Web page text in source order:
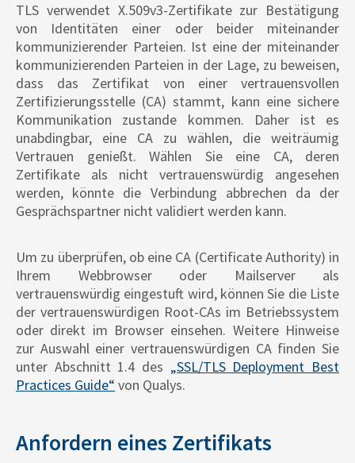
TLS verwendet X.509v3-Zertifikate zur Bestätigung
von Identitäten einer oder beider miteinander
kommunizierender Parteien. Ist eine der miteinander
kommunizierenden Parteien in der Lage, zu beweisen,
dass das Zertifikat von einer vertrauensvollen
Zertifizierungsstelle (CA) stammt, kann eine sichere
Kommunikation zustande kommen. Daher ist es
unabdingbar, eine CA zu wählen, die weiträumig
Vertrauen genießt. Wählen Sie eine CA, deren
Zertifikate als nicht vertrauenswürdig angesehen
werden, könnte die Verbindung abbrechen da der
Gesprächspartner nicht validiert werden kann.
Um zu überprüfen, ob eine CA (Certificate Authority) in
Ihrem Webbrowser oder Mailserver als
vertrauenswürdig eingestuft wird, können Sie die Liste
der vertrauenswürdigen Root-CAs im Betriebssystem
oder direkt im Browser einsehen. Weitere Hinweise
zur Auswahl einer vertrauenswürdigen CA finden Sie
unter Abschnitt 1.4 des „SSL/TLS Deployment Best
Practices Guide“ von Qualys.
Anfordern eines Zertifikats